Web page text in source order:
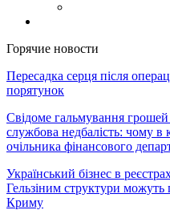
Горячие новости
Пересадка серця після
порятунок
Свідоме гальмування
службова недбалість: чому в
очільника фінансового
Український бізнес в
Гельзіним структури
Криму